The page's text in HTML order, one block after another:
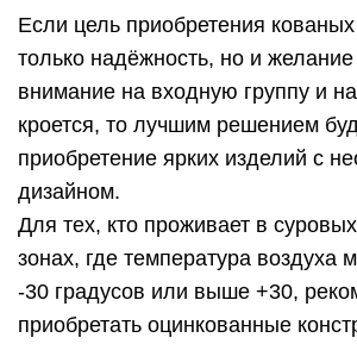
Если цель приобретения
только надёжность, но и желание
внимание на входную группу и
кроется, то лучшим решением
приобретение ярких изделий с
дизайном.
Для тех, кто проживает в
зонах, где температура воздуха
-30 градусов или выше +30,
приобретать оцинкованные